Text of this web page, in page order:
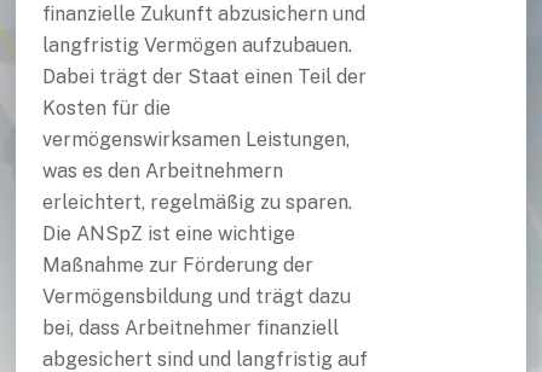
finanzielle Zukunft abzusichern und
langfristig Vermögen aufzubauen.
Dabei trägt der Staat einen Teil der
Kosten für die
vermögenswirksamen Leistungen,
was es den Arbeitnehmern
erleichtert, regelmäßig zu sparen.
Die ANSpZ ist eine wichtige
Maßnahme zur Förderung der
Vermögensbildung und trägt dazu
bei, dass Arbeitnehmer finanziell
abgesichert sind und langfristig auf